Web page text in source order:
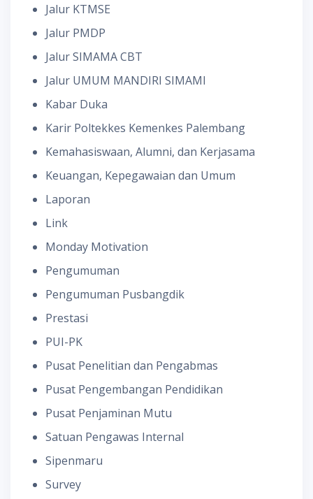
Jalur KTMSE
Jalur PMDP
Jalur SIMAMA CBT
Jalur UMUM MANDIRI SIMAMI
Kabar Duka
Karir Poltekkes Kemenkes Palembang
Kemahasiswaan, Alumni, dan Kerjasama
Keuangan, Kepegawaian dan Umum
Laporan
Link
Monday Motivation
Pengumuman
Pengumuman Pusbangdik
Prestasi
PUI-PK
Pusat Penelitian dan Pengabmas
Pusat Pengembangan Pendidikan
Pusat Penjaminan Mutu
Satuan Pengawas Internal
Sipenmaru
Survey